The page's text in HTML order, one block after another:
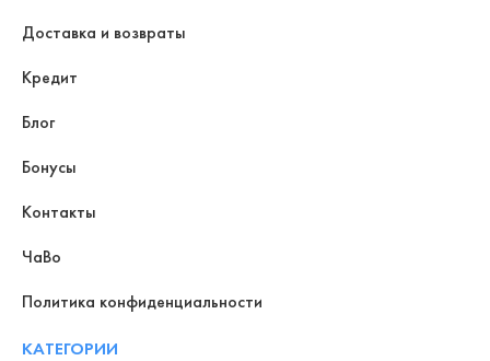
Доставка и возвраты
Кредит
Блог
Бонусы
Контакты
ЧаВо
Политика конфиденциальности
КАТЕГОРИИ